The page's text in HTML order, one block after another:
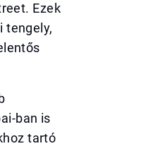
Ezek
tengely,
ban is
tartó